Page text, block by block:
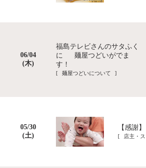
06/04
(木)
福島テレビさんのサタふく
に 麺屋つどいがでま
す！
[ 麺屋つどいについて ]
05/30
(土)
【感謝】
[ 店主・